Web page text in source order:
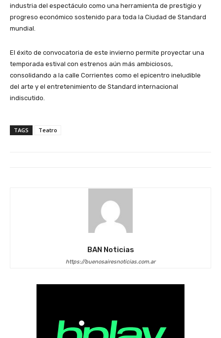
industria del espectáculo como una herramienta de prestigio y
progreso económico sostenido para toda la Ciudad de Standard
mundial.
El éxito de convocatoria de este invierno permite proyectar una
temporada estival con estrenos aún más ambiciosos,
consolidando a la calle Corrientes como el epicentro ineludible
del arte y el entretenimiento de Standard internacional
indiscutido.
TAGS Teatro
BAN Noticias
https://buenosairesnoticias.com.ar